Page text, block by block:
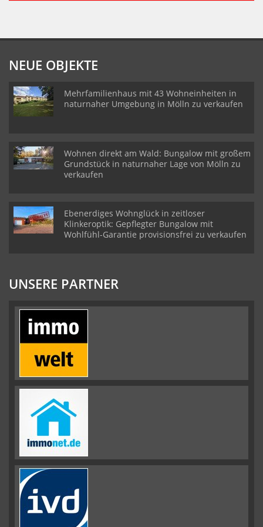
NEUE OBJEKTE
Mehrfamilienhaus mit 43 Wohneinheiten in
naturnaher Umgebung in Mölln zu verkaufen
Wohnen direkt am Wald: Bungalow mit großem
Grundstück in naturnaher Lage von Mölln zu
verkaufen
Ebenerdiges Wohnglück in zeitloser
Klinkeroptik: Gepflegter Bungalow mit
Wohlfühl-Garantie provisionsfrei zu verkaufen
UNSERE PARTNER